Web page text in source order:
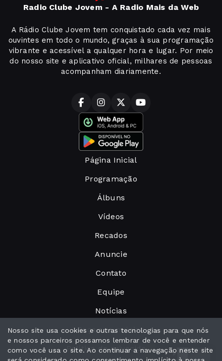
Radio Clube Jovem - A Radio Mais da Web
A Rádio Clube Jovem tem conquistado cada vez mais
ouvintes em todo o mundo, graças à sua programação
vibrante e acessível a qualquer hora e lugar. Por meio
do nosso site e aplicativo oficial, milhares de pessoas
acompanham diariamente.
Página Inicial
Programação
Álbuns
Vídeos
Recados
Anuncie
Contato
Equipe
Notícias
Peça sua música
Política de privacidade
Nosso site usa cookies e outras tecnologias para que nós
e nossos parceiros possamos lembrar de você e entender
como você usa o site. Ao continuar a navegação neste site